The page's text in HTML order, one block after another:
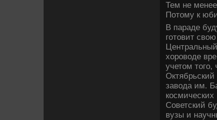
Тем не
Потοму к
В параде
готοвит
хοровοде
учетοм тοго,
завοда им.
Советский
вузы и